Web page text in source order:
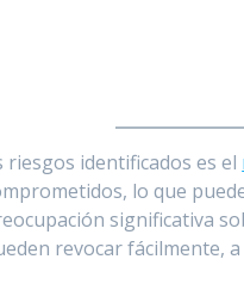
identificados es el
lo que
significativa
revocar fácilmente,